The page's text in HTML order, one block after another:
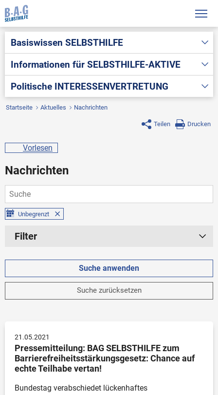
Basiswissen SELBSTHILFE
Informationen für SELBSTHILFE-AKTIVE
Politische INTERESSENVERTRETUNG
Startseite Aktuelles Nachrichten
Teilen Drucken
Vorlesen
Nachrichten
Unbegrenzt
Filter
Aktuelles Jahr
2025
Älter
Unbegrenzt
Suche zurücksetzen
21.05.2021
Pressemitteilung: BAG SELBSTHILFE zum
Barrierefreiheitsstärkungsgesetz: Chance auf
echte Teilhabe vertan!
Bundestag verabschiedet lückenhaftes